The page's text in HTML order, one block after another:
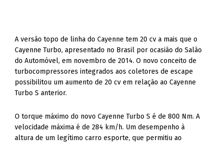
A versão topo de linha do Cayenne tem 20 cv a mais que o
Cayenne Turbo, apresentado no Brasil por ocasião do Salão
do Automóvel, em novembro de 2014. O novo conceito de
turbocompressores integrados aos coletores de escape
possibilitou um aumento de 20 cv em relação ao Cayenne
Turbo S anterior.
O torque máximo do novo Cayenne Turbo S é de 800 Nm. A
velocidade máxima é de 284 km/h. Um desempenho à
altura de um legítimo carro esporte, que permitiu ao